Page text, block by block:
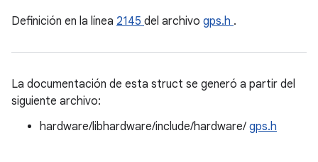
Definición en la línea 2145 del archivo gps.h .
La documentación de esta struct se generó a partir del
siguiente archivo:
hardware/libhardware/include/hardware/ gps.h